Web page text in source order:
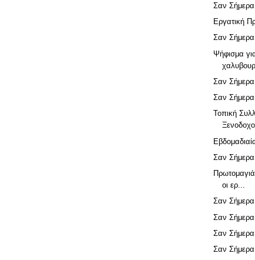
Σαν
Εργατική
Σαν
Ψήφισμα
Σαν
Σαν
Τοπική
Σαν
οι ερ...
Σαν
Σαν
Σαν
Σαν